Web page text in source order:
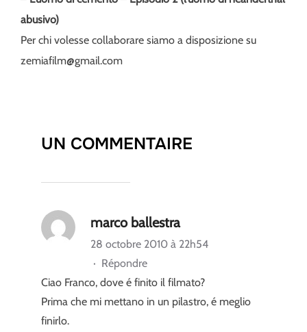
abusivo)
Per chi volesse collaborare siamo a disposizione su
zemiafilm@gmail.com
UN COMMENTAIRE
marco ballestra
28 octobre 2010 à 22h54
· Répondre
Ciao Franco, dove é finito il filmato?
Prima che mi mettano in un pilastro, é meglio
finirlo.